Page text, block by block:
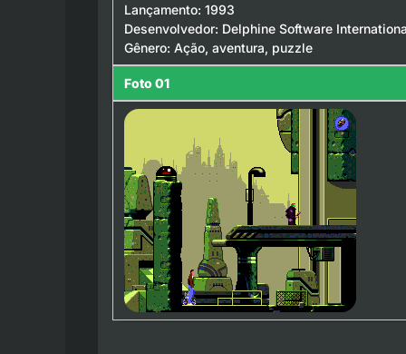
Lançamento: 1993
Desenvolvedor: Delphine Software
Gênero: Ação, aventura, puzzle
Foto 01